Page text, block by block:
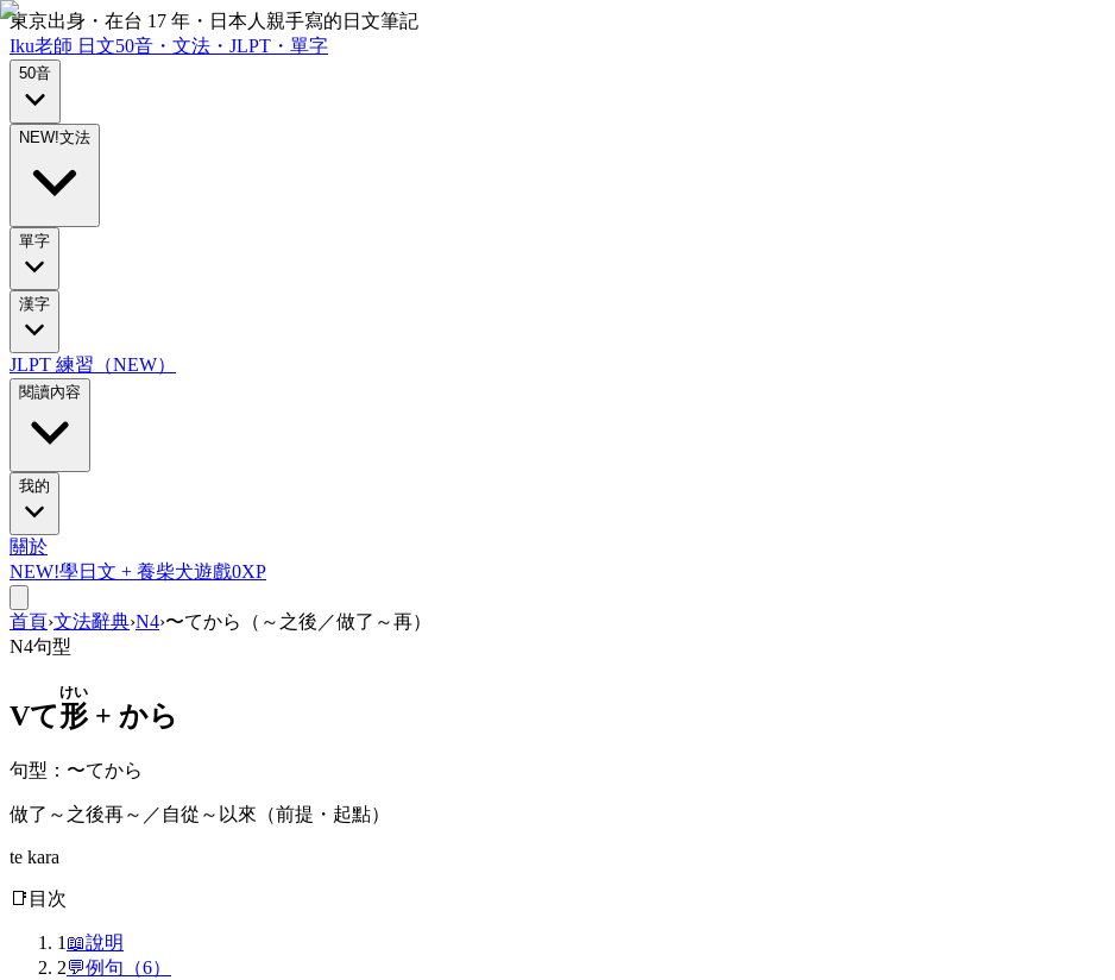
東京出身・在台 17 年・日本人親手寫的日文筆記
Iku老師 日文50音・文法・JLPT・單字
50音
NEW!文法
單字
漢字
JLPT 練習（NEW）
閱讀內容
我的
關於
NEW!學日文 + 養柴犬遊戲0XP
首頁›文法辭典›N4›〜てから（～之後／做了～再）
N4句型
Vて形
けい
+ から
句型 ： 〜てから
做了～之後再～／自從～以來（前提・起點）
te kara
📑 目次
1 📖說明
2💬例句（6）